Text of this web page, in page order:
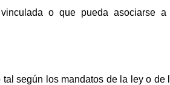
o que pueda asociarse
tal según los mandatos de la ley o